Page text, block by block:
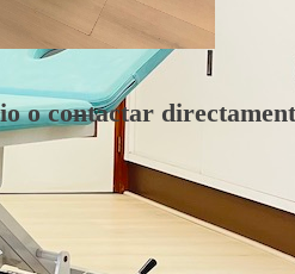
o contactar